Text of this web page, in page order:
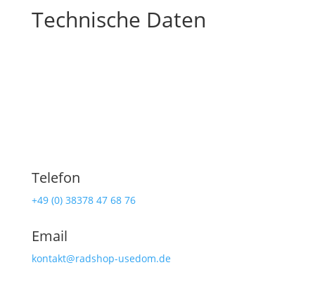
Technische Daten
Telefon
+49 (0) 38378 47 68 76
Email
kontakt@radshop-usedom.de